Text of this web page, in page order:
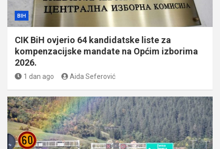
BIH
CIK BiH ovjerio 64 kandidatske liste za
kompenzacijske mandate na Općim izborima
2026.
1 dan ago Aida Seferović